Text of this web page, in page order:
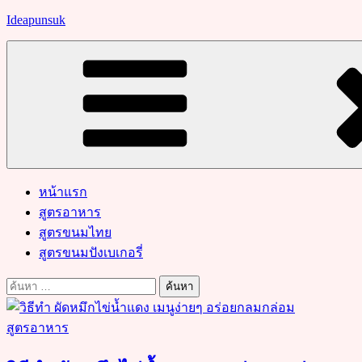
Skip
Ideapunsuk
หน้าแรก
สูตรอาหาร
สูตรขนมไทย
สูตรขนมปังเบเกอรี่
ค้นหา
สำหรับ:
สูตรอาหาร